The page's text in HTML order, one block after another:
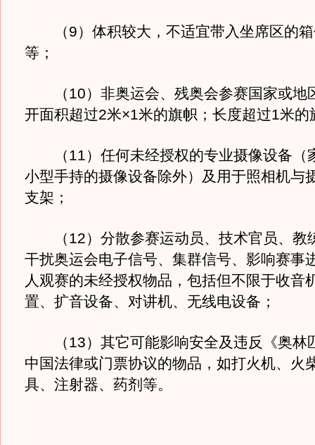
（9）体积较大，不适宜带入坐席区的箱
等；
（10）非奥运会、残奥会参赛国家或地
开面积超过2米×1米的旗帜；长度超过1米的
（11）任何未经授权的专业摄像设备（
小型手持的摄像设备除外）及用于照相机与
支架；
（12）分散参赛运动员、技术官员、教
干扰奥运会电子信号、集群信号、影响赛事
人观赛的未经授权物品，包括但不限于收音
置、扩音设备、对讲机、无线电设备；
（13）其它可能影响安全及违反《奥林
中国法律或门票协议的物品，如打火机、火
具、注射器、药剂等。